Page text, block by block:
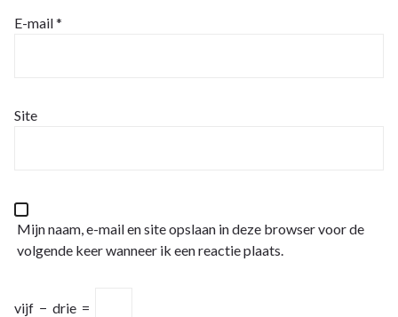
E-mail*
Site
Mijn naam, e-mail en site opslaan in deze browser voor de
volgende keer wanneer ik een reactie plaats.
vijf − drie =